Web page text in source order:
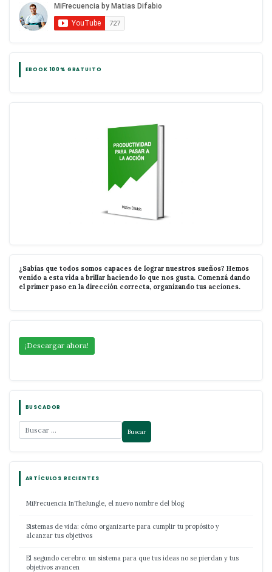
EBOOK 100% GRATUITO
¿Sabías que todos somos capaces de lograr nuestros sueños? Hemos
venido a esta vida a brillar haciendo lo que nos gusta. Comenzá dando
el primer paso en la dirección correcta, organizando tus acciones.
¡Descargar ahora!
BUSCADOR
ARTÍCULOS RECIENTES
MiFrecuencia InTheJungle, el nuevo nombre del blog
Sistemas de vida: cómo organizarte para cumplir tu propósito y
alcanzar tus objetivos
El segundo cerebro: un sistema para que tus ideas no se pierdan y tus
objetivos avancen